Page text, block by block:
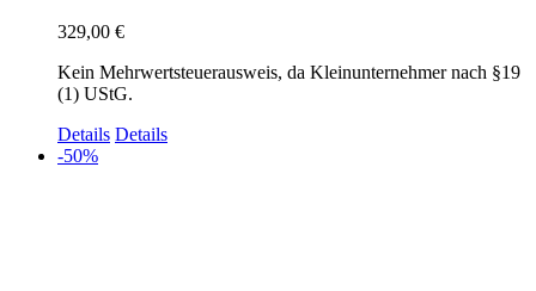
329,00 €
Kein Mehrwertsteuerausweis, da Kleinunternehmer nach §19
(1) UStG.
Details Details
-50%